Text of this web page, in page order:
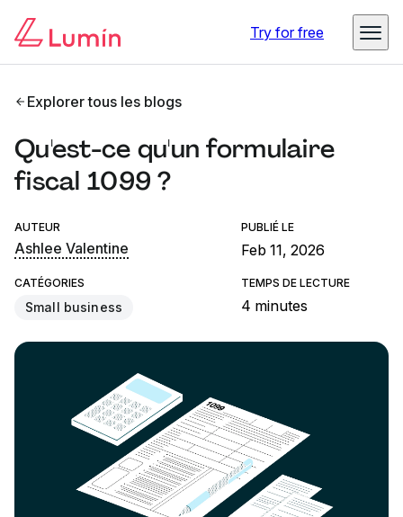
Try for free
Explorer tous les blogs
Qu'est-ce qu'un formulaire
fiscal 1099 ?
AUTEUR
Ashlee Valentine
PUBLIÉ LE
Feb 11, 2026
CATÉGORIES
Small business
TEMPS DE LECTURE
4 minutes